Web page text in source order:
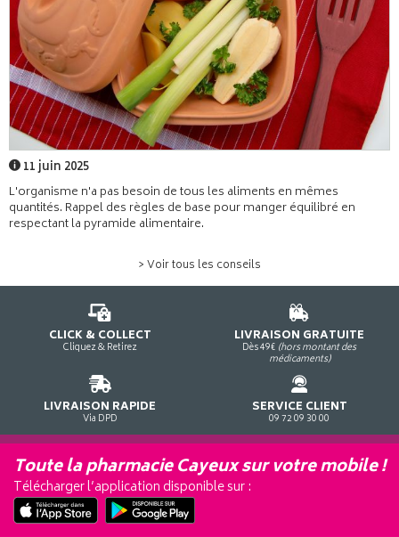
11 juin 2025
L'organisme n'a pas besoin de tous les aliments en mêmes
quantités. Rappel des règles de base pour manger équilibré en
respectant la pyramide alimentaire.
> Voir tous les conseils
CLICK & COLLECT
Cliquez & Retirez
LIVRAISON GRATUITE
Dès 49€ (hors montant des
médicaments)
LIVRAISON RAPIDE
Via DPD
SERVICE CLIENT
09 72 09 30 00
Toute la pharmacie Cayeux sur votre mobile !
Télécharger l’application disponible sur :